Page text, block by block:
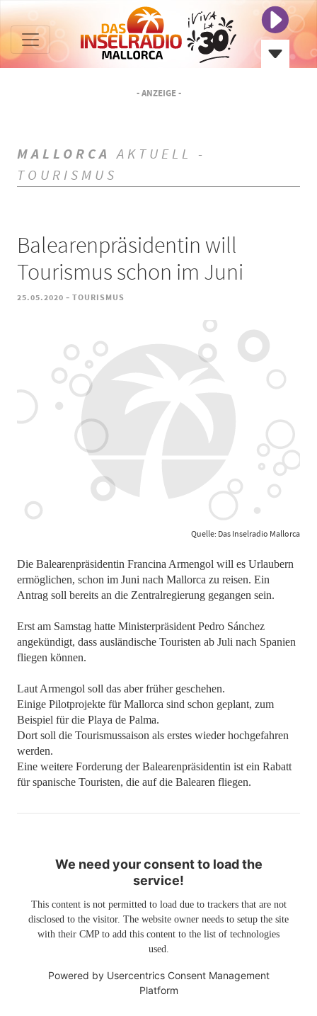
- ANZEIGE -
MALLORCA AKTUELL -
TOURISMUS
Balearenpräsidentin will
Tourismus schon im Juni
25.05.2020 - TOURISMUS
Quelle: Das Inselradio Mallorca
Die Balearenpräsidentin Francina Armengol will es Urlaubern
ermöglichen, schon im Juni nach Mallorca zu reisen. Ein
Antrag soll bereits an die Zentralregierung gegangen sein.
Erst am Samstag hatte Ministerpräsident Pedro Sánchez
angekündigt, dass ausländische Touristen ab Juli nach Spanien
fliegen können.
Laut Armengol soll das aber früher geschehen.
Einige Pilotprojekte für Mallorca sind schon geplant, zum
Beispiel für die Playa de Palma.
Dort soll die Tourismussaison als erstes wieder hochgefahren
werden.
Eine weitere Forderung der Balearenpräsidentin ist ein Rabatt
für spanische Touristen, die auf die Balearen fliegen.
We need your consent to load the
service!
This content is not permitted to load due to trackers that are not
disclosed to the visitor. The website owner needs to setup the site
with their CMP to add this content to the list of technologies
used.
Powered by Usercentrics Consent Management
Platform